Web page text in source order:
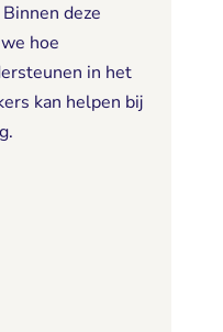
deze
hoe
in het
kan helpen bij